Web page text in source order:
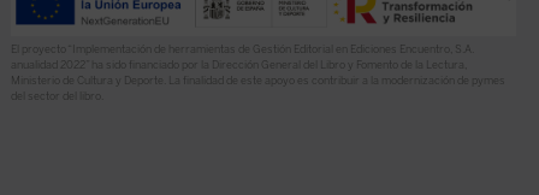
El proyecto “Implementación de herramientas de Gestión Editorial en Ediciones Encuentro, S.A.
anualidad 2022” ha sido financiado por la Dirección General del Libro y Fomento de la Lectura,
Ministerio de Cultura y Deporte. La finalidad de este apoyo es contribuir a la modernización de pymes
del sector del libro.